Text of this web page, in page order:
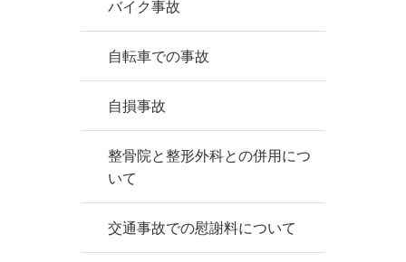
バイク事故
自転車での事故
自損事故
整骨院と整形外科との併用につ
いて
交通事故での慰謝料について